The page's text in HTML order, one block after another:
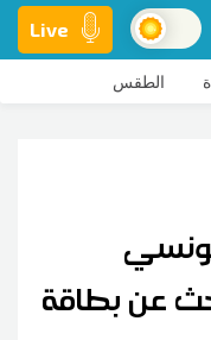
Live
الطقس
عن بطاقة